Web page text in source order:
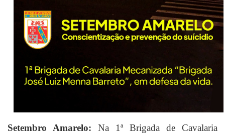
Setembro Amarelo: Na 1ª Brigada de Cavalaria